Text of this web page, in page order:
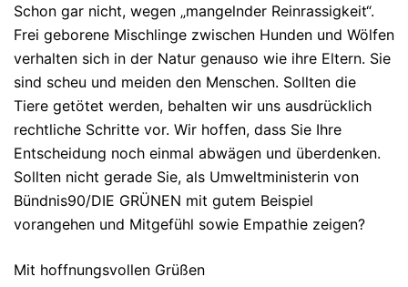
Schon gar nicht, wegen „mangelnder Reinrassigkeit“.
Frei geborene Mischlinge zwischen Hunden und Wölfen
verhalten sich in der Natur genauso wie ihre Eltern. Sie
sind scheu und meiden den Menschen. Sollten die
Tiere getötet werden, behalten wir uns ausdrücklich
rechtliche Schritte vor. Wir hoffen, dass Sie Ihre
Entscheidung noch einmal abwägen und überdenken.
Sollten nicht gerade Sie, als Umweltministerin von
Bündnis90/DIE GRÜNEN mit gutem Beispiel
vorangehen und Mitgefühl sowie Empathie zeigen?
Mit hoffnungsvollen Grüßen